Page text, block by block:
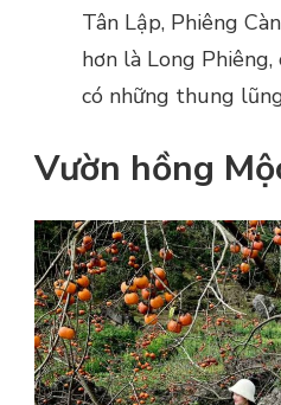
Tân Lập, Phiêng
hơn là Long
có những thung
Vườn hồng